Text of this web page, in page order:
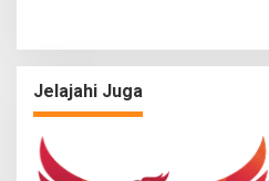
Jelajahi Juga